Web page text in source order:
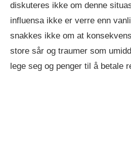
diskuteres ikke om denne
influensa ikke er verre enn
snakkes ikke om at
store sår og traumer som
lege seg og penger til å betale